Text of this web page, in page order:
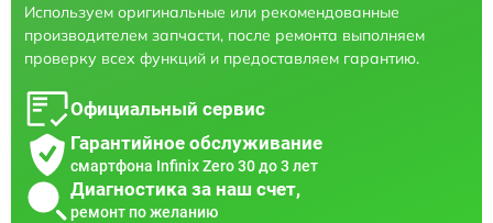
Используем оригинальные или рекомендованные
производителем запчасти, после ремонта выполняем
проверку всех функций и предоставляем гарантию.
Официальный сервис
Гарантийное обслуживание
смартфона Infinix Zero 30 до 3 лет
Диагностика за наш счет,
ремонт по желанию